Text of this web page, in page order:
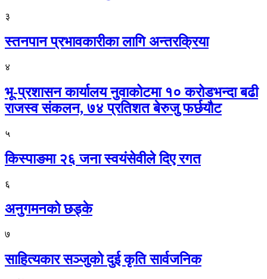
३
स्तनपान प्रभावकारीका लागि अन्तरक्रिया
४
भू-प्रशासन कार्यालय नुवाकोटमा १० करोडभन्दा बढी
राजस्व संकलन, ७४ प्रतिशत बेरुजु फर्छयौट
५
किस्पाङमा २६ जना स्वयंसेवीले दिए रगत
६
अनुगमनको छड्के
७
साहित्यकार सञ्जुको दुई कृति सार्वजनिक